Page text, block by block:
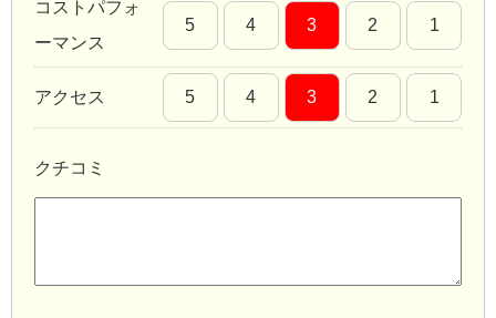
コストパフォ
ーマンス
5 4 3 2 1
アクセス 5 4 3 2 1
クチコミ